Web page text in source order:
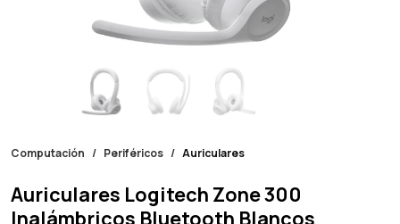
Computación Periféricos Auriculares
Auriculares Logitech Zone 300
Inalámbricos Bluetooth Blancos